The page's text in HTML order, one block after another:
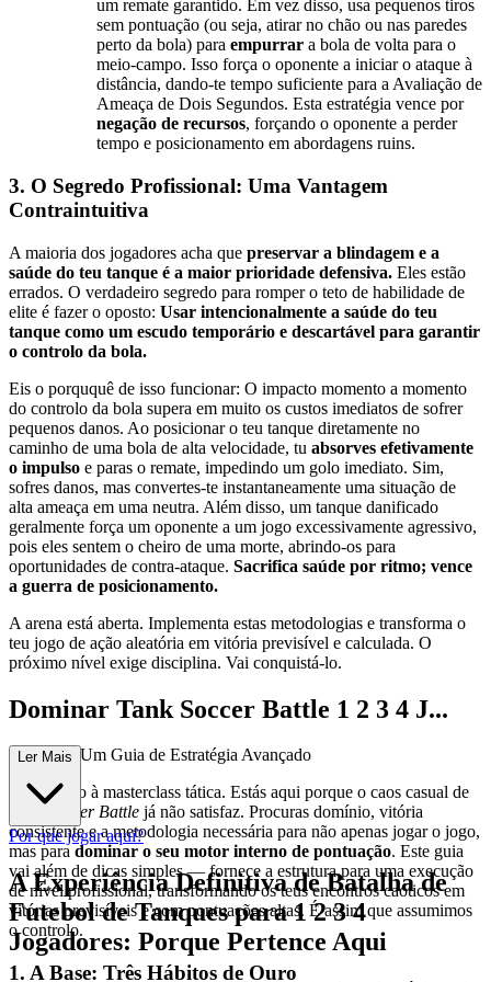
um remate garantido. Em vez disso, usa pequenos tiros
sem pontuação (ou seja, atirar no chão ou nas paredes
perto da bola) para empurrar a bola de volta para o
meio-campo. Isso força o oponente a iniciar o ataque à
distância, dando-te tempo suficiente para a Avaliação de
Ameaça de Dois Segundos. Esta estratégia vence por
negação de recursos, forçando o oponente a perder
tempo e posicionamento em abordagens ruins.
3. O Segredo Profissional: Uma Vantagem
Contraintuitiva
A maioria dos jogadores acha que preservar a blindagem e a
saúde do teu tanque é a maior prioridade defensiva. Eles estão
errados. O verdadeiro segredo para romper o teto de habilidade de
elite é fazer o oposto: Usar intencionalmente a saúde do teu
tanque como um escudo temporário e descartável para garantir
o controlo da bola.
Eis o porququê de isso funcionar: O impacto momento a momento
do controlo da bola supera em muito os custos imediatos de sofrer
pequenos danos. Ao posicionar o teu tanque diretamente no
caminho de uma bola de alta velocidade, tu absorves efetivamente
o impulso e paras o remate, impedindo um golo imediato. Sim,
sofres danos, mas convertes-te instantaneamente uma situação de
alta ameaça em uma neutra. Além disso, um tanque danificado
geralmente força um oponente a um jogo excessivamente agressivo,
pois eles sentem o cheiro de uma morte, abrindo-os para
oportunidades de contra-ataque. Sacrifica saúde por ritmo; vence
a guerra de posicionamento.
A arena está aberta. Implementa estas metodologias e transforma o
teu jogo de ação aleatória em vitória previsível e calculada. O
próximo nível exige disciplina. Vai conquistá-lo.
Dominar Tank Soccer Battle 1 2 3 4 J...
ogadores: Um Guia de Estratégia Avançado
Bem-vindo à masterclass tática. Estás aqui porque o caos casual de
Tank Soccer Battle já não satisfaz. Procuras domínio, vitória
consistente e a metodologia necessária para não apenas jogar o jogo,
mas para dominar o seu motor interno de pontuação. Este guia
vai além de dicas simples — fornece a estrutura para uma execução
de nível profissional, transformando os teus encontros caóticos em
vitórias previsíveis e com pontuações altas. É assim que assumimos
o controlo.
1. A Base: Três Hábitos de Ouro
Ler Mais
Por que jogar aqui?
A Experiência Definitiva de Batalha de
Futebol de Tanques para 1 2 3 4
Jogadores: Porque Pertence Aqui